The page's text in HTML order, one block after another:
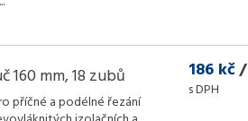
160 mm, 18 zubů
příčné a podélné řezání
186 kč/
s DPH